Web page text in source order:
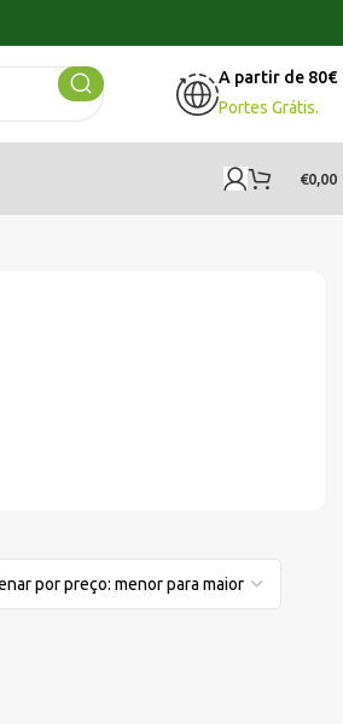
A partir de 80€
Portes Grátis.
€0,00